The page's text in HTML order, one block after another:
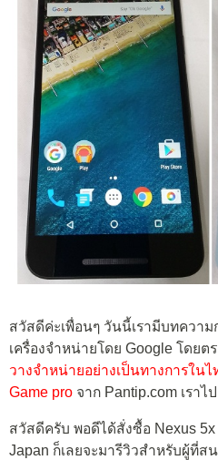
สวัสดีค่ะเพื่อนๆ วันนี้เรามีบทความ
เครื่องจำหน่ายโดย Google โดยตร
วางจำหน่ายอย่างเป็นทางการในไ
Game pro จาก Pantip.com เรา
สวัสดีครับ พอดีได้สั่งซื้อ Nexus
Japan ก็เลยจะมารีวิวสำหรับผู้ที่ส